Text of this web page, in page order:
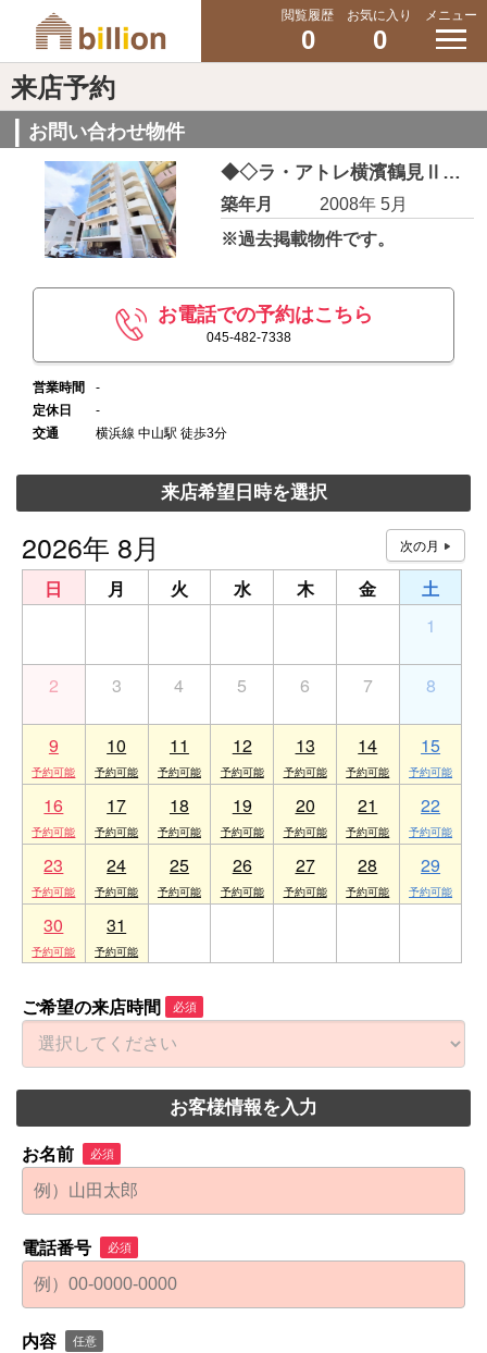
閲覧履歴
0
お気に入り
0
メニュー
来店予約
お問い合わせ物件
◆◇ラ・アトレ横濱鶴見Ⅱ◇◆
築年月
2008年 5月
※過去掲載物件です。
お電話での予約はこちら
045-482-7338
営業時間
-
定休日
-
交通
横浜線 中山駅 徒歩3分
来店希望日時を選択
2026年 8月
日 月 火 水 木 金
土
1
2 3 4 5 6 7 8
9 10 11 12 13 14 15
16 17 18 19 20 21 22
23 24 25 26 27 28 29
30 31
ご希望の来店時間 必須
お客様情報を入力
お名前 必須
電話番号 必須
内容 任意